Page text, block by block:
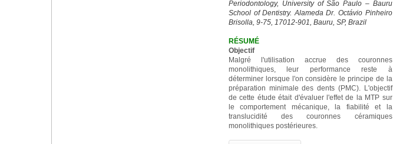
Periodontology, University of São Paulo – Bauru
School of Dentistry. Alameda Dr. Octávio Pinheiro
Brisolla, 9-75, 17012-901, Bauru, SP, Brazil
RÉSUMÉ
Objectif
Malgré l'utilisation accrue des couronnes
monolithiques, leur performance reste à
déterminer lorsque l'on considère le principe de la
préparation minimale des dents (PMC). L'objectif
de cette étude était d'évaluer l'effet de la MTP sur
le comportement mécanique, la fiabilité et la
translucidité des couronnes céramiques
monolithiques postérieures.